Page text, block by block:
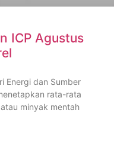
ICP Agustus
Energi dan Sumber
rata-rata
minyak mentah